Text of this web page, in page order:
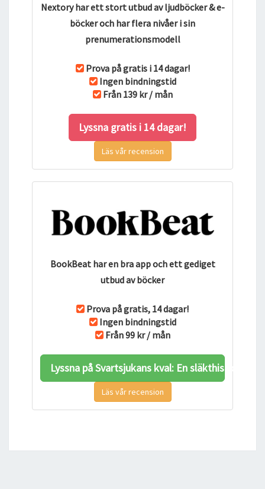
Nextory har ett stort utbud av ljudböcker & e-
böcker och har flera nivåer i sin
prenumerationsmodell
Prova på gratis i 14 dagar!
Ingen bindningstid
Från 139 kr / mån
Lyssna gratis i 14 dagar!
Läs vår recension
BookBeat har en bra app och ett gediget
utbud av böcker
Prova på gratis, 14 dagar!
Ingen bindningstid
Från 99 kr / mån
Lyssna på Svartsjukans kval: En släkthistoria
Läs vår recension